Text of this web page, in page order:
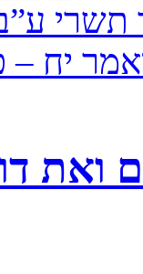
תשרי
יח –
ואת